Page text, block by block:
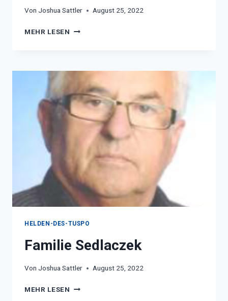
Von Joshua Sattler August 25, 2022
MEHR LESEN VOLLEYBALL
HELDEN-DES-TUSPO
Familie Sedlaczek
Von Joshua Sattler August 25, 2022
MEHR LESEN FAMILIE